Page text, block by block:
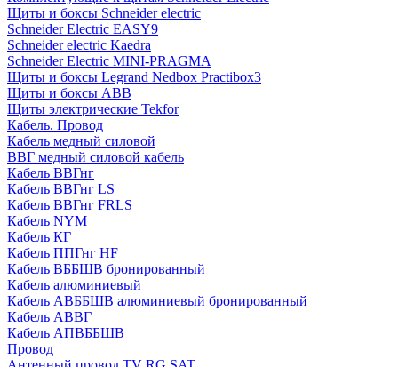
Щиты и боксы Schneider electric
Schneider Electric EASY9
Schneider electric Kaedra
Schneider Electric MINI-PRAGMA
Щиты и боксы Legrand Nedbox Practibox3
Щиты и боксы ABB
Щиты электрические Tekfor
Кабель. Провод
Кабель медный силовой
ВВГ медный силовой кабель
Кабель ВВГнг
Кабель ВВГнг LS
Кабель ВВГнг FRLS
Кабель NYM
Кабель КГ
Кабель ППГнг HF
Кабель ВББШВ бронированный
Кабель алюминиевый
Кабель АВББШВ алюминиевый бронированный
Кабель АВВГ
Кабель АПВББШВ
Провод